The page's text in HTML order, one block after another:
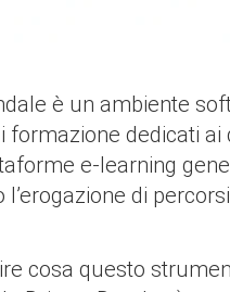
è un ambiente
dedicati
e-learning
l’erogazione di
cosa questo